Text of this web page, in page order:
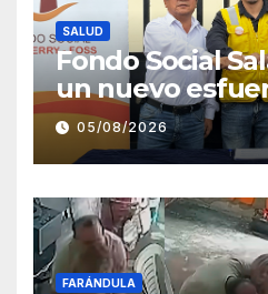
SALUD
Fondo Social
un nuevo
fortalecer la
Centro de
05/08/2026
FARÁNDULA